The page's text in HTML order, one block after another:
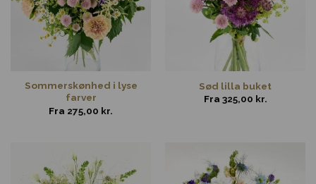
Sommerskønhed i lyse
farver
Fra 275,00 kr.
Sød lilla buket
Fra 325,00 kr.